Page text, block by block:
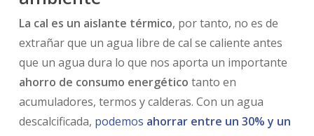
La cal es un aislante térmico, por tanto, no es de
extrañar que un agua libre de cal se caliente antes
que un agua dura lo que nos aporta un importante
ahorro de consumo energético tanto en
acumuladores, termos y calderas. Con un agua
descalcificada, podemos ahorrar entre un 30% y un